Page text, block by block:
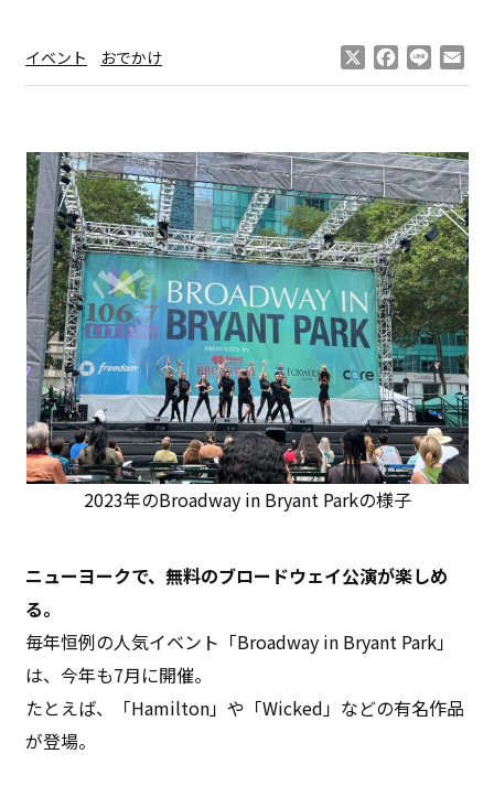
イベント おでかけ Facebook
Line
2023年のBroadway in Bryant Parkの様子
ニューヨークで、無料のブロードウェイ公演が楽しめ
る。
毎年恒例の人気イベント「Broadway in Bryant Park」
は、今年も7月に開催。
たとえば、「Hamilton」や「Wicked」などの有名作品
が登場。